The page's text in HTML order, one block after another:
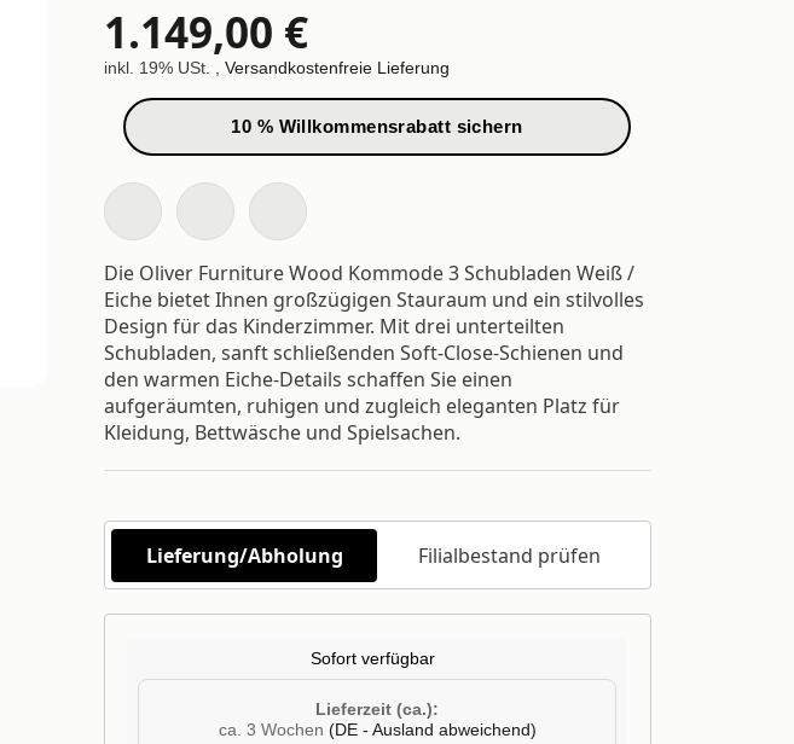
1.149,00 €
inkl. 19% USt. , Versandkostenfreie Lieferung
10 % Willkommensrabatt sichern
Die Oliver Furniture Wood Kommode 3 Schubladen Weiß /
Eiche bietet Ihnen großzügigen Stauraum und ein stilvolles
Design für das Kinderzimmer. Mit drei unterteilten
Schubladen, sanft schließenden Soft-Close-Schienen und
den warmen Eiche-Details schaffen Sie einen
aufgeräumten, ruhigen und zugleich eleganten Platz für
Kleidung, Bettwäsche und Spielsachen.
Lieferung/Abholung Filialbestand prüfen
Sofort verfügbar
Lieferzeit (ca.):
ca. 3 Wochen (DE - Ausland abweichend)